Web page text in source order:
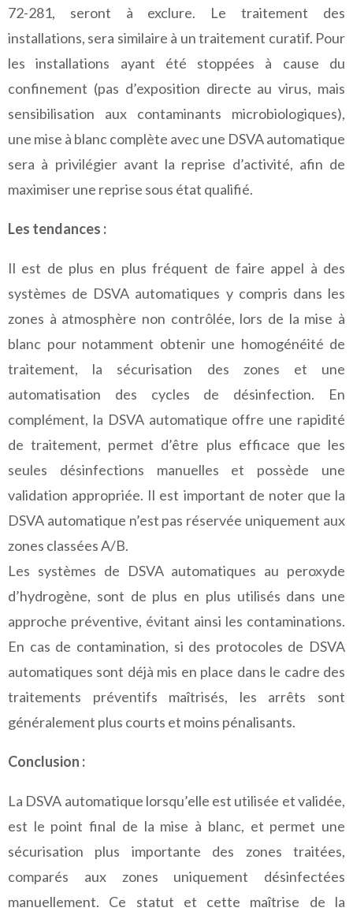
72-281, seront à exclure. Le traitement des
installations, sera similaire à un traitement curatif. Pour
les installations ayant été stoppées à cause du
confinement (pas d’exposition directe au virus, mais
sensibilisation aux contaminants microbiologiques),
une mise à blanc complète avec une DSVA automatique
sera à privilégier avant la reprise d’activité, afin de
maximiser une reprise sous état qualifié.
Les tendances :
Il est de plus en plus fréquent de faire appel à des
systèmes de DSVA automatiques y compris dans les
zones à atmosphère non contrôlée, lors de la mise à
blanc pour notamment obtenir une homogénéité de
traitement, la sécurisation des zones et une
automatisation des cycles de désinfection. En
complément, la DSVA automatique offre une rapidité
de traitement, permet d’être plus efficace que les
seules désinfections manuelles et possède une
validation appropriée. Il est important de noter que la
DSVA automatique n’est pas réservée uniquement aux
zones classées A/B.
Les systèmes de DSVA automatiques au peroxyde
d’hydrogène, sont de plus en plus utilisés dans une
approche préventive, évitant ainsi les contaminations.
En cas de contamination, si des protocoles de DSVA
automatiques sont déjà mis en place dans le cadre des
traitements préventifs maîtrisés, les arrêts sont
généralement plus courts et moins pénalisants.
Conclusion :
La DSVA automatique lorsqu’elle est utilisée et validée,
est le point final de la mise à blanc, et permet une
sécurisation plus importante des zones traitées,
comparés aux zones uniquement désinfectées
manuellement. Ce statut et cette maîtrise de la